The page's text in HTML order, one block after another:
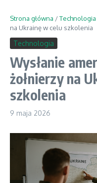
Strona główna /Technologia
na Ukrainę w celu szkolenia
Technologia
Wysłanie
żołnierzy na
szkolenia
9 maja 2026